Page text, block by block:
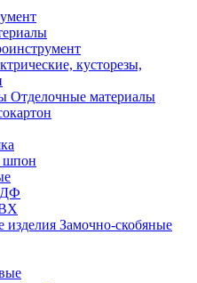
кусторезы,
Отделочные материалы
шпон
Замочно-скобяные